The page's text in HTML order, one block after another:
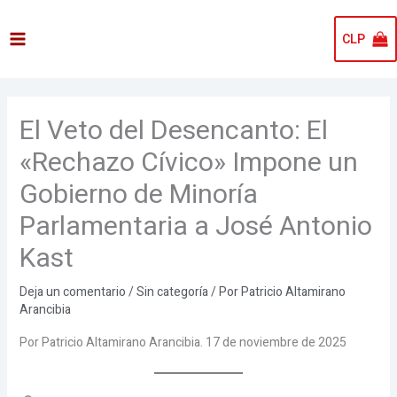
CLP
El Veto del Desencanto: El
«Rechazo Cívico» Impone un
Gobierno de Minoría
Parlamentaria a José Antonio
Kast
Deja un comentario/Sin categoría/ PorPatricio Altamirano
Arancibia
Por Patricio Altamirano Arancibia. 17 de noviembre de 2025